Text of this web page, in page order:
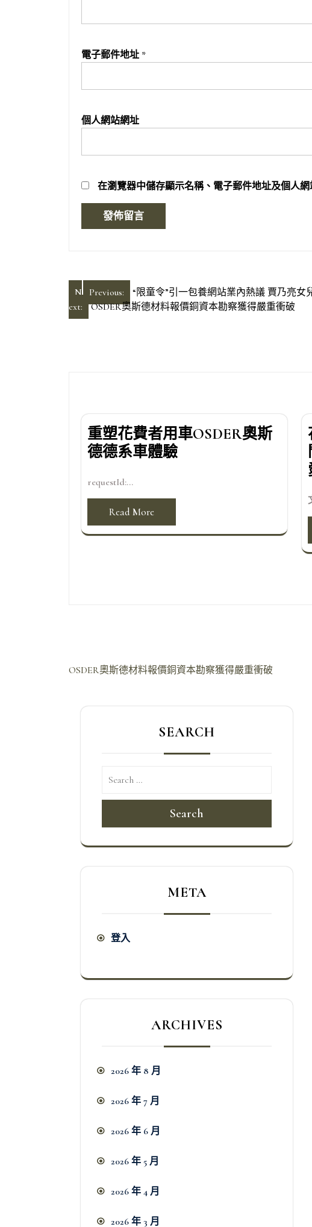
電子郵件地址 *
個人網站網址
在瀏覽器中儲存顯示名稱、電子郵件地址及個人
文
章
Previous: “限童令”引一包養網站業內熱議 賈乃亮
N
ext:
OSDER奧斯德材料報價銅資本勘察獲得嚴重衝破
重塑花費者用車OSDER奧斯
德德系車體驗
requestId:...
Read More
文
OSDER奧斯德材料報價銅資本勘察獲得嚴重衝破
SEARCH
Search
META
登入
ARCHIVES
2026 年 8 月
2026 年 7 月
2026 年 6 月
2026 年 5 月
2026 年 4 月
2026 年 3 月